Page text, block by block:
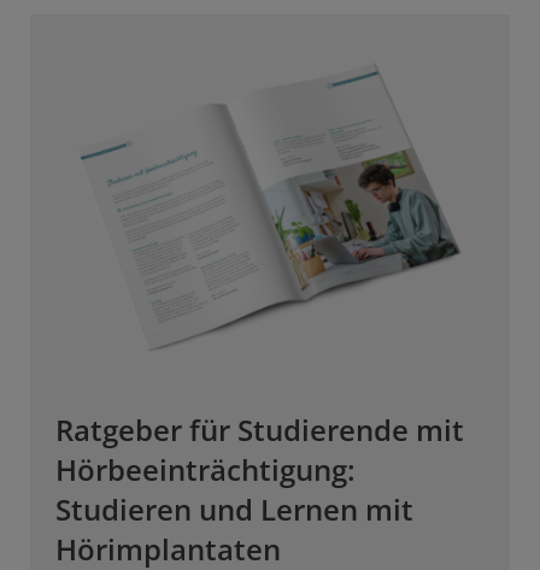
Ratgeber für Studierende mit
Hörbeeinträchtigung:
Studieren und Lernen mit
Hörimplantaten